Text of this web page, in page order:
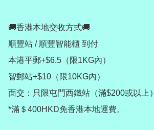
🚚香港本地交收方式🚚
順豐站 / 順豐智能櫃 到付
本港平郵+$6.5（限1KG內）
智郵站+$10（限10KG內）
面交：只限屯門西鐵站（滿$200或以上）
*滿＄400HKD免香港本地運費。